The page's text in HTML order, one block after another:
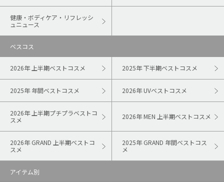
健康・ボディケア・リフレッシ
ュニュース
ベスコス
2026年 上半期ベストコスメ 2025年 下半期ベストコスメ
2025年 年間ベストコスメ 2026年 UVベストコスメ
2026年 上半期プチプラベストコ
スメ
2026年 MEN 上半期ベストコスメ
2026年 GRAND 上半期ベストコ
スメ
2025年 GRAND 年間ベストコス
メ
アイテム別